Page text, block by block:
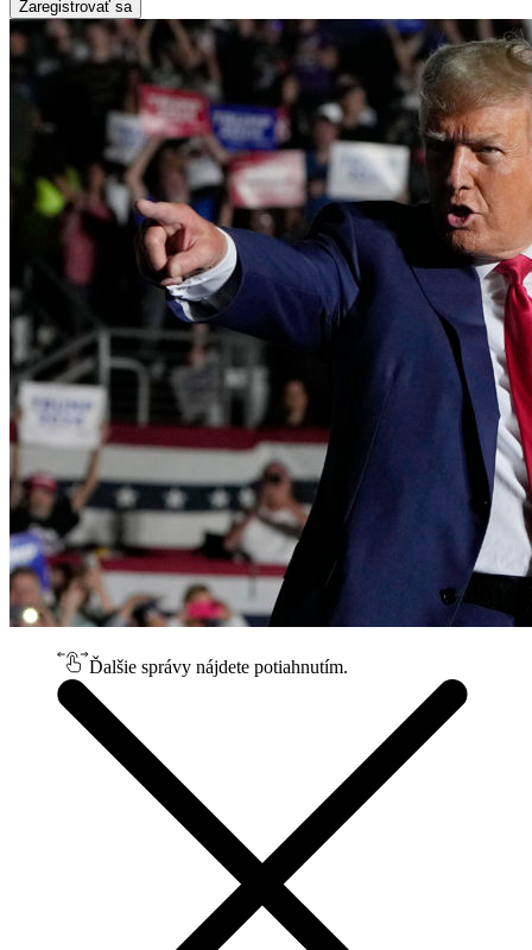
Zaregistrovať sa
Ďalšie správy nájdete potiahnutím.